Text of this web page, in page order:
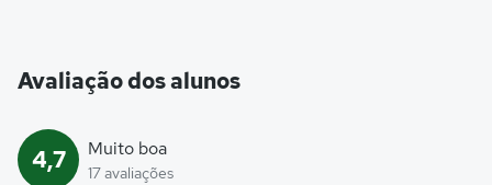
Avaliação dos alunos
4,7 Muito boa
17 avaliações